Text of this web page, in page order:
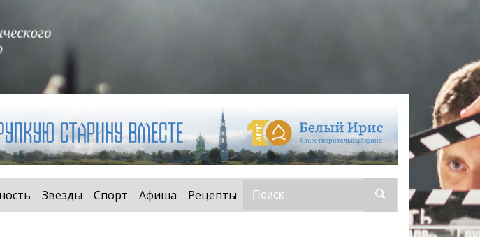
Звезды Спорт Афиша Рецепты